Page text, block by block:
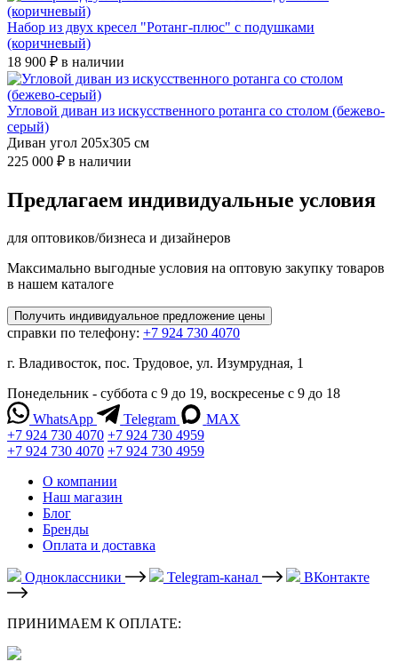
Набор из двух кресел "Ротанг-плюс" с подушками
(коричневый)
18 900 ₽ в наличии
Угловой диван из искусственного ротанга со столом (бежево-
серый)
Диван угол 205x305 см
225 000 ₽ в наличии
Предлагаем индивидуальные условия
для оптовиков/бизнеса и дизайнеров
Максимально выгодные условия на оптовую закупку товаров
в нашем каталоге
Получить индивидуальное предложение цены
справки по телефону: +7 924 730 4070
г. Владивосток, пос. Трудовое, ул. Изумрудная, 1
Понедельник - суббота с 9 до 19, воскресенье с 9 до 18
WhatsApp
Telegram
MAX
+7 924 730 4070 +7 924 730 4959
+7 924 730 4070 +7 924 730 4959
О компании
Наш магазин
Блог
Бренды
Оплата и доставка
Одноклассники Telegram-канал ВКонтакте
ПРИНИМАЕМ К ОПЛАТЕ: